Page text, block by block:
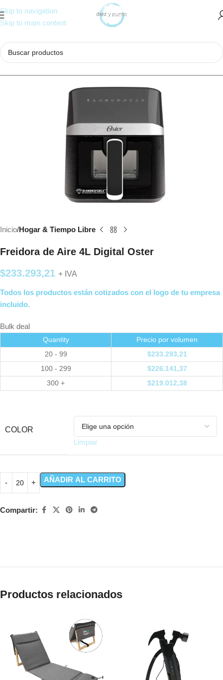
Skip to navigation
Skip to main content
Inicio Hogar & Tiempo Libre
Freidora de Aire 4L Digital Oster
$233.293,21 + IVA
Todos los productos están cotizados con el logo de tu empresa
incluido.
Bulk deal
Quantity
Precio por volumen
20 - 99
$233.293,21
100 - 299
$226.141,37
300 +
$219.012,38
COLOR
Limpiar
AÑADIR AL CARRITO
Compartir:
Productos relacionados